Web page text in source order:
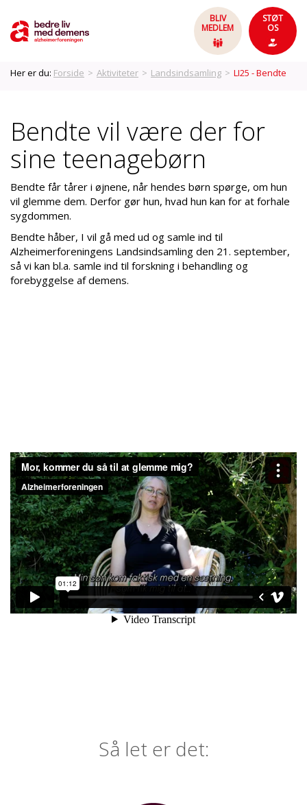
BLIV
MEDLEM
STØT
OS
Her er du: Forside > Aktiviteter > Landsindsamling > LI25 - Bendte
Bendte vil være der for
sine teenagebørn
Bendte får tårer i øjnene, når hendes børn spørge, om hun
vil glemme dem. Derfor gør hun, hvad hun kan for at forhale
sygdommen.
Bendte håber, I vil gå med ud og samle ind til
Alzheimerforeningens Landsindsamling den 21. september,
så vi kan bl.a. samle ind til forskning i behandling og
forebyggelse af demens.
Så let er det: